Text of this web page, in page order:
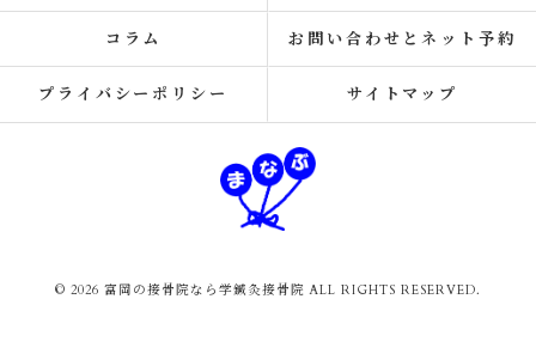
コラム お問い合わせとネット予約
プライバシーポリシー サイトマップ
© 2026 富岡の接骨院なら学鍼灸接骨院 ALL RIGHTS RESERVED.